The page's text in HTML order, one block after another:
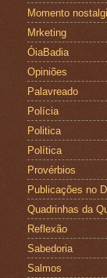
Momento
Mrketing
ÓiaBadia
Opiniões
Palavreado
Polícia
Politica
Política
Provérbios
Publicações no
Quadrinhas da
Reflexão
Sabedoria
Salmos